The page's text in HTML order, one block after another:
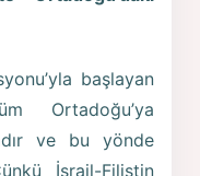
başlayan
Ortadoğu’ya
ve bu yönde
İsrail-Filistin